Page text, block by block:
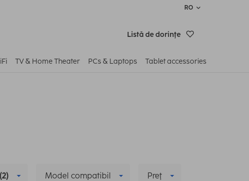
RO
Listă de dorinţe
TV & Home Theater PCs & Laptops Tablet accessories
(2) Model compatibil Preţ